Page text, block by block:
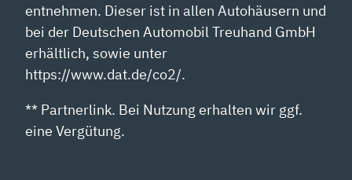
entnehmen. Dieser ist in allen Autohäusern und
bei der Deutschen Automobil Treuhand GmbH
erhältlich, sowie unter
https://www.dat.de/co2/.
** Partnerlink. Bei Nutzung erhalten wir ggf.
eine Vergütung.